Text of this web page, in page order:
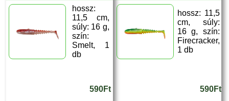
hossz:
11,5 cm,
súly: 16 g,
szín:
Smelt, 1
db
590Ft
hossz: 11,5
cm, súly:
16 g, szín:
Firecracker,
1 db
590Ft